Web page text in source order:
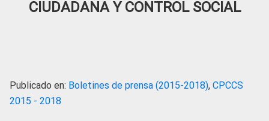
CIUDADANA Y CONTROL SOCIAL
Publicado en: Boletines de prensa (2015-2018), CPCCS
2015 - 2018